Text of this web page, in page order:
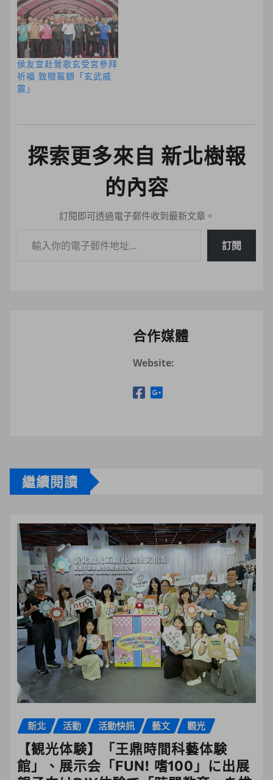
侯友宜赴鶯歌玄受宮參拜
祈福 致贈匾額「玄武威
震」
探索更多來自 新北樹報
的內容
訂閱即可透過電子郵件收到最新文章。
訂閱
合作媒體
Website:
繼續閱讀
新北 活動 活動快訊 藝文 觀光
【観光体験】「王鼎時間科藝体験
館」、展示会「FUN! 嗜100」に出展